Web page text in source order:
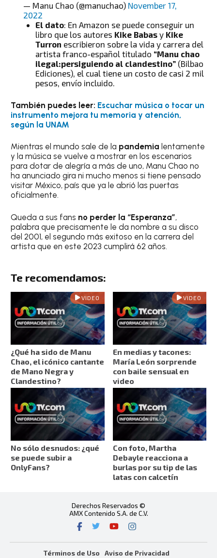
— Manu Chao (@manuchao) November 17,
2022
El dato: En Amazon se puede conseguir un
libro que los autores Kike Babas y Kike
Turron escribieron sobre la vida y carrera del
artista franco-español titulado “Manu chao
ilegal:persiguiendo al clandestino” (Bilbao
Ediciones), el cual tiene un costo de casi 2 mil
pesos, envío incluido.
También puedes leer: Escuchar música o tocar un
instrumento mejora tu memoria y atención,
según la UNAM
Mientras el mundo sale de la pandemia lentamente
y la música se vuelve a mostrar en los escenarios
para dotar de alegría a más de uno, Manu Chao no
ha anunciado gira ni mucho menos si tiene pensado
visitar México, país que ya le abrió las puertas
oficialmente.
Queda a sus fans no perder la “Esperanza”,
palabra que precisamente le da nombre a su disco
del 2001, el segundo más exitoso en la carrera del
artista que en este 2023 cumplirá 62 años.
Te recomendamos:
VIDEO
¿Qué ha sido de Manu
Chao, el icónico cantante
de Mano Negra y
Clandestino?
VIDEO
En medias y tacones:
María León sorprende
con baile sensual en
video
No sólo desnudos: ¿qué
se puede subir a
OnlyFans?
Con foto, Martha
Debayle reacciona a
burlas por su tip de las
latas con calcetín
Derechos Reservados ©
AMX Contenido S.A. de C.V.
Términos de Uso Aviso de Privacidad